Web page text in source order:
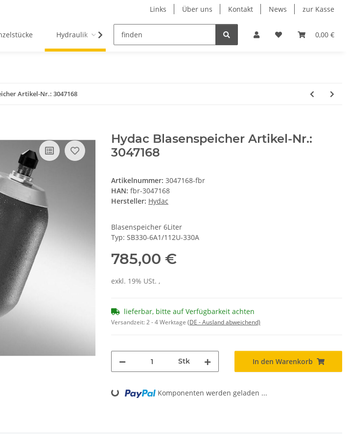
Links Über uns Kontakt News zur Kasse
0,00 €
Hydraulik Pneumatik Messtechnik
Artikel-Nr.: 3047168
Hydac Blasenspeicher Artikel-Nr.:
3047168
Artikelnummer: 3047168-fbr
HAN: fbr-3047168
Hersteller: Hydac
Blasenspeicher 6Liter
Typ: SB330-6A1/112U-330A
785,00 €
exkl. 19% USt. ,
lieferbar, bitte auf Verfügbarkeit achten
Versandzeit:2 - 4 Werktage (DE - Ausland abweichend)
Stk In den Warenkorb
Loading... Komponenten werden geladen ...